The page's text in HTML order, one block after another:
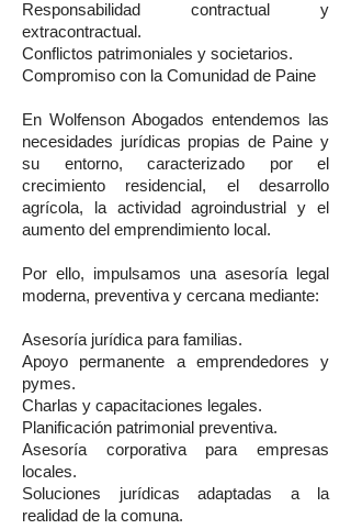
Responsabilidad contractual y
extracontractual.
Conflictos patrimoniales y societarios.
Compromiso con la Comunidad de Paine
En Wolfenson Abogados entendemos las
necesidades jurídicas propias de Paine y
su entorno, caracterizado por el
crecimiento residencial, el desarrollo
agrícola, la actividad agroindustrial y el
aumento del emprendimiento local.
Por ello, impulsamos una asesoría legal
moderna, preventiva y cercana mediante:
Asesoría jurídica para familias.
Apoyo permanente a emprendedores y
pymes.
Charlas y capacitaciones legales.
Planificación patrimonial preventiva.
Asesoría corporativa para empresas
locales.
Soluciones jurídicas adaptadas a la
realidad de la comuna.